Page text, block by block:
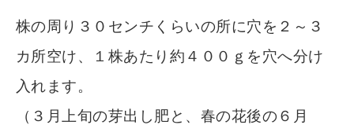
株の周り３０センチくらいの所に穴を２～３
カ所空け、１株あたり約４００ｇを穴へ分け
入れます。
（３月上旬の芽出し肥と、春の花後の６月